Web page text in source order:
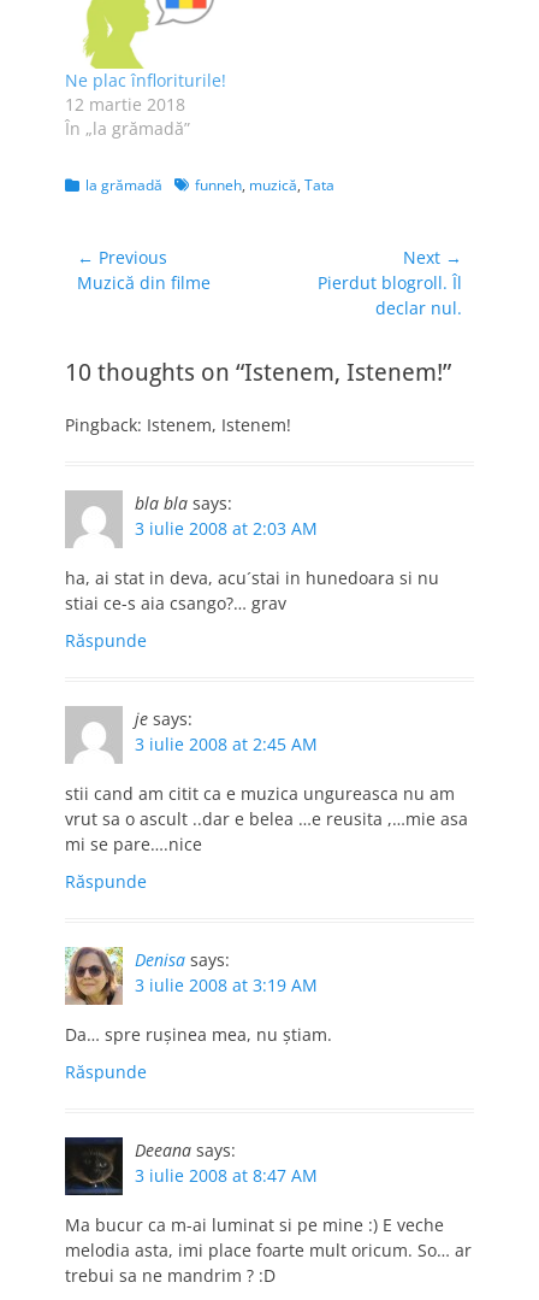
Ne plac înfloriturile!
12 martie 2018
În „la grămadă”
Categories
la grămadă Tagsfunneh, muzică, Tata
Navigare
în
← Previous
Previous
Muzică din filme
Next →
Pierdut blogroll. Îl
declar nul.
10 thoughts on “Istenem, Istenem!”
Pingback: Istenem, Istenem!
bla bla says:
3 iulie 2008 at 2:03 AM
ha, ai stat in deva, acu´stai in hunedoara si nu
stiai ce-s aia csango?… grav
Răspunde
je says:
3 iulie 2008 at 2:45 AM
stii cand am citit ca e muzica ungureasca nu am
vrut sa o ascult ..dar e belea …e reusita ,…mie asa
mi se pare….nice
Răspunde
Denisa says:
3 iulie 2008 at 3:19 AM
Da… spre ruşinea mea, nu ştiam.
Răspunde
Deeana says:
3 iulie 2008 at 8:47 AM
Ma bucur ca m-ai luminat si pe mine :) E veche
melodia asta, imi place foarte mult oricum. So… ar
trebui sa ne mandrim ? :D